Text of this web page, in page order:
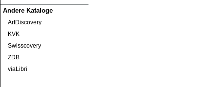
Andere Kataloge
ArtDiscovery
KVK
Swisscovery
ZDB
viaLibri